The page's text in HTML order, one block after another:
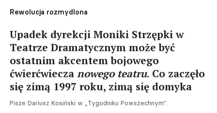
Rewolucja rozmydlona
Upadek dyrekcji Moniki Strzępki w
Teatrze Dramatycznym może być
ostatnim akcentem bojowego
ćwierćwiecza nowego teatru. Co zaczęło
się zimą 1997 roku, zimą się domyka
Pisze Dariusz Kosiński w „Tygodniku Powszechnym".